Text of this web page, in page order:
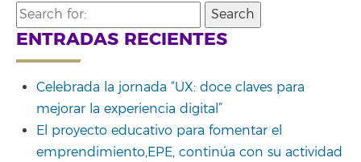
Search
for:
ENTRADAS RECIENTES
Celebrada la jornada “UX: doce claves para
mejorar la experiencia digital”
El proyecto educativo para fomentar el
emprendimiento,EPE, continúa con su actividad